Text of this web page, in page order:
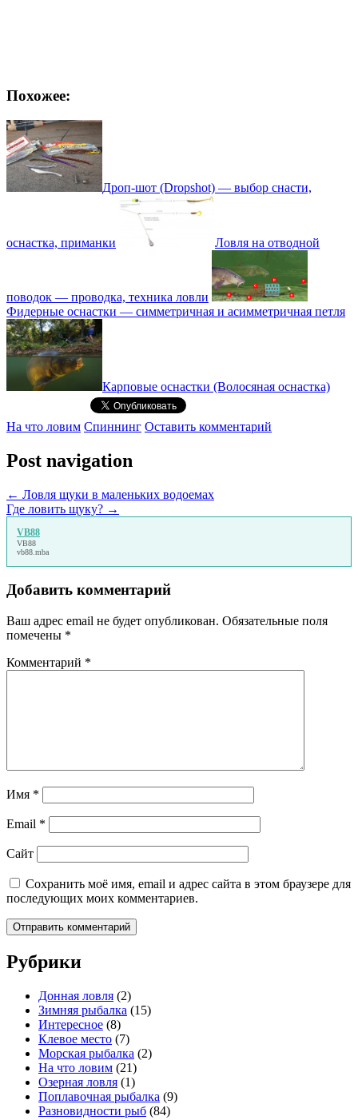
Похожее:
Дроп-шот (Dropshot) — выбор снасти,
оснастка, приманки Ловля на отводной
поводок — проводка, техника ловли
Фидерные оснастки — симметричная и асимметричная петля
Карповые оснастки (Волосяная оснастка)
На что ловим Спиннинг Оставить комментарий
Post navigation
← Ловля щуки в маленьких водоемах
Где ловить щуку? →
VB88
VB88
vb88.mba
Добавить комментарий
Ваш адрес email не будет опубликован. Обязательные поля
помечены *
Комментарий *
Имя *
Email *
Сайт
Сохранить моё имя, email и адрес сайта в этом браузере для
последующих моих комментариев.
Рубрики
Донная ловля (2)
Зимняя рыбалка (15)
Интересное (8)
Клевое место (7)
Морская рыбалка (2)
На что ловим (21)
Озерная ловля (1)
Поплавочная рыбалка (9)
Разновидности рыб (84)